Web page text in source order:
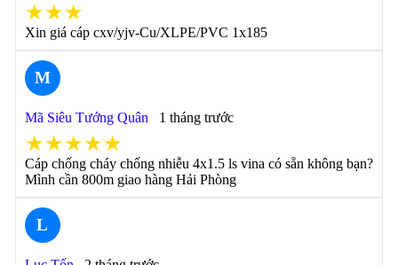
★★★
Xin giá cáp cxv/yjv-Cu/XLPE/PVC 1x185
M
Mã Siêu Tướng Quân 1 tháng trước
★★★★★
Cáp chống cháy chống nhiễu 4x1.5 ls vina có sẵn không bạn?
Mình cần 800m giao hàng Hải Phòng
L